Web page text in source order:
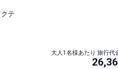
テ
大人1名様あたり 旅行代